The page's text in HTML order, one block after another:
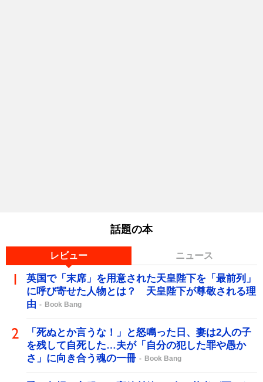
話題の本
レビュー ニュース
英国で「末席」を用意された天皇陛下を「最前列」
に呼び寄せた人物とは？ 天皇陛下が尊敬される理
由
Book Bang
「死ぬとか言うな！」と怒鳴った日、妻は2人の子
を残して自死した…夫が「自分の犯した罪や愚か
さ」に向き合う魂の一冊
Book Bang